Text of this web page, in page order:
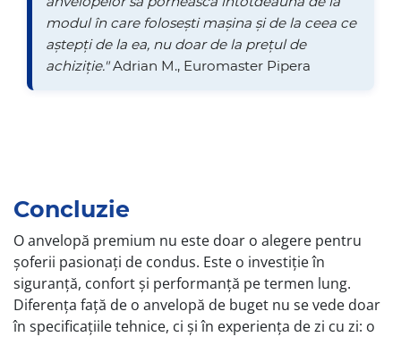
modul în care folosești mașina și de la ceea ce
aștepți de la ea, nu doar de la prețul de
achiziție."Adrian M., Euromaster Pipera
Concluzie
O anvelopă premium nu este doar o alegere pentru
șoferii pasionați de condus. Este o investiție în
siguranță, confort și performanță pe termen lung.
Diferența față de o anvelopă de buget nu se vede doar
în specificațiile tehnice, ci și în experiența de zi cu zi: o